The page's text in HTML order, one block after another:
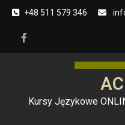
Skip
content
+48 511 579 346
Kursy Językowe